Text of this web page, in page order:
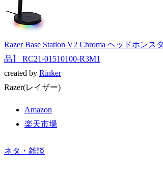
Razer Base Station V2 Chroma ヘッドホン
品】 RC21-01510100-R3M1
created by Rinker
Razer(レイザー)
Amazon
楽天市場
ネタ・雑談